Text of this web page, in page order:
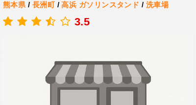
熊本県 / 長洲町/高浜 ガソリンスタンド / 洗車場
3.5